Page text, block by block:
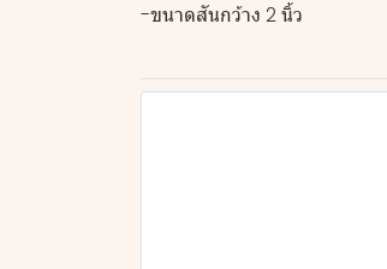
-ขนาดสันกว้าง 2 นิ้ว